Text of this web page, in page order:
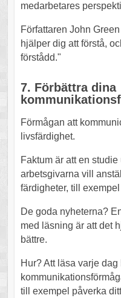
medarbetares
Författaren John
hjälper dig att förstå,
förstådd."
7. Förbättra dina
Förmågan att
livsfärdighet.
Faktum är att en
arbetsgivarna vill
färdigheter, till
De goda nyheterna?
med läsning är att det
bättre.
Hur? Att läsa varje
till exempel påverka